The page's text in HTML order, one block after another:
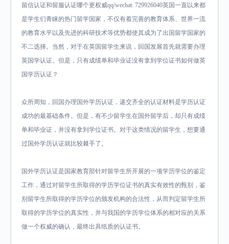
留信认证和留服认证哪个更权威qq/wechat: 729926040英国一直以来都
是学生们青睐的热门留学国家，不仅有着完善的教育体系、世界一流
的教育水平以及先进的科研技术等优势都使其成为了出国留学国家的
不二选择。当然，对于在英国留学生来说，回国发展首先就需要办理
英国学认证。但是，只有成绩单和毕业证没有拿到学位证书如何做英
国学历认证？
众所周知，回国办理国外学历认证，递交齐全的认证材料是学历认证
成功的最基础条件。但是，有不少留学生在国外留学后，却只有成绩
单和毕业证，并没有拿到学位证书。对于这类情况的留学生，想要通
过国外学历认证就比较棘手了。
国外学历认证是国家教育部针对留学生所开展的一项学历学位的鉴定
工作，通过对留学生所取得的学历学位证书的真实有效性的甄别，鉴
别留学生所取得的学历学位的颁发机构的合法性，从而判定留学生所
取得的学历学位的真实性，并与我国的学历学位体系的相对应的关系
做一个权威的确认，最终出具纸质的认证书。